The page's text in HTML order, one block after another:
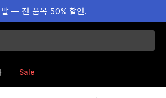
발 — 전 품목 50% 할인.
Sale